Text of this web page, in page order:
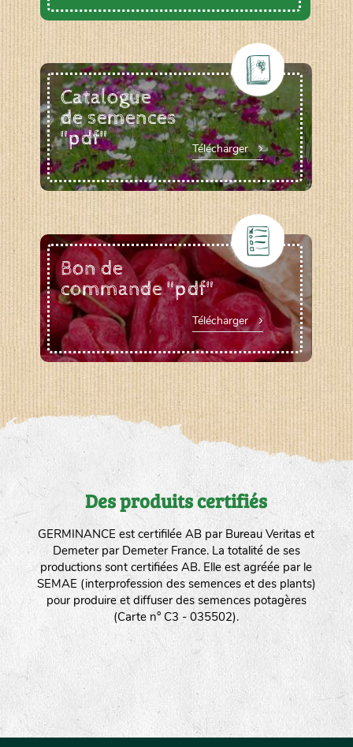
Catalogue
de semences
"pdf"
Télécharger
Bon de
commande "pdf"
Télécharger
Des produits certifiés
GERMINANCE est certifilée AB par Bureau Veritas et
Demeter par Demeter France. La totalité de ses
productions sont certifiées AB. Elle est agréée par le
SEMAE (interprofession des semences et des plants)
pour produire et diffuser des semences potagères
(Carte n° C3 - 035502).